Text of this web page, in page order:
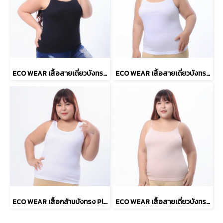
ECO WEAR เสื้อสายเดี่ยวบังทรง Plus Size Cherilon Intimate สีดำ รหัส BSVRY3 ECO WEAR เสื้อสายเดี่ยวบังทรง Plus Size Cherilon Intimate สีขาว รหัส BSVRY3
ECO WEAR เสื้อกล้ามบังทรง Plus Size Cherilon Intimate สีขาว รหัส BSVRY4 ECO WEAR เสื้อสายเดี่ยวบังทรง Plus Size Cherilon Intimate สีเนื้อ รหัส BSVRY3